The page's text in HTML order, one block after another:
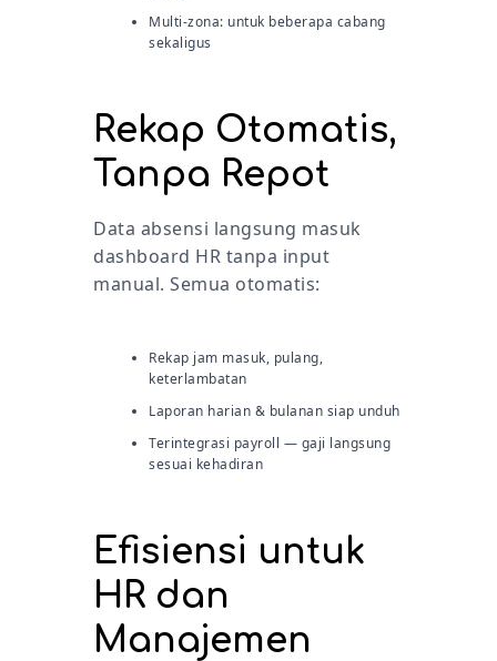
Multi-zona: untuk beberapa cabang
sekaligus
Rekap Otomatis,
Tanpa Repot
Data absensi langsung masuk
dashboard HR tanpa input
manual. Semua otomatis:
Rekap jam masuk, pulang,
keterlambatan
Laporan harian & bulanan siap unduh
Terintegrasi payroll — gaji langsung
sesuai kehadiran
Efisiensi untuk
HR dan
Manajemen